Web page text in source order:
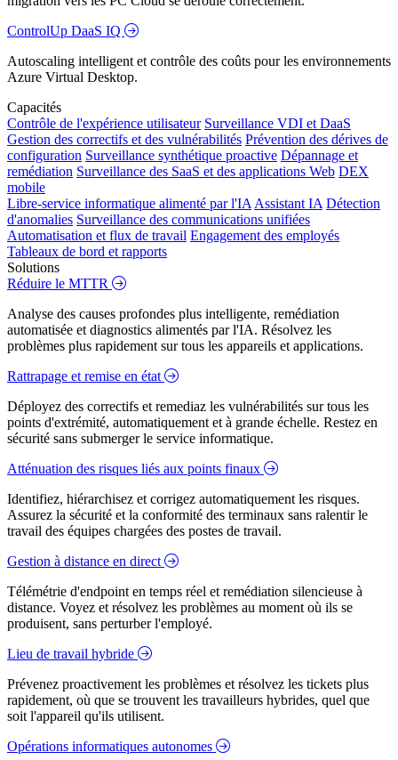
ControlUp DaaS IQ
Autoscaling intelligent et contrôle des coûts pour les environnements
Azure Virtual Desktop.
Capacités
Contrôle de l'expérience utilisateur Surveillance VDI et DaaS
Gestion des correctifs et des vulnérabilités Prévention des dérives de
configuration Surveillance synthétique proactive Dépannage et
remédiation Surveillance des SaaS et des applications Web DEX
mobile
Libre-service informatique alimenté par l'IA Assistant IA Détection
d'anomalies Surveillance des communications unifiées
Automatisation et flux de travail Engagement des employés
Tableaux de bord et rapports
Solutions
Réduire le MTTR
Analyse des causes profondes plus intelligente, remédiation
automatisée et diagnostics alimentés par l'IA. Résolvez les
problèmes plus rapidement sur tous les appareils et applications.
Rattrapage et remise en état
Déployez des correctifs et remediaz les vulnérabilités sur tous les
points d'extrémité, automatiquement et à grande échelle. Restez en
sécurité sans submerger le service informatique.
Atténuation des risques liés aux points finaux
Identifiez, hiérarchisez et corrigez automatiquement les risques.
Assurez la sécurité et la conformité des terminaux sans ralentir le
travail des équipes chargées des postes de travail.
Gestion à distance en direct
Télémétrie d'endpoint en temps réel et remédiation silencieuse à
distance. Voyez et résolvez les problèmes au moment où ils se
produisent, sans perturber l'employé.
Lieu de travail hybride
Prévenez proactivement les problèmes et résolvez les tickets plus
rapidement, où que se trouvent les travailleurs hybrides, quel que
soit l'appareil qu'ils utilisent.
Opérations informatiques autonomes